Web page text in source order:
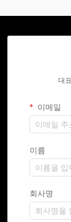
대
이메일
이름
회사명